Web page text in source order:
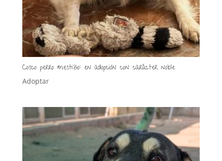
Cosco perro mestizo: en adopción con carácter noble
Adoptar